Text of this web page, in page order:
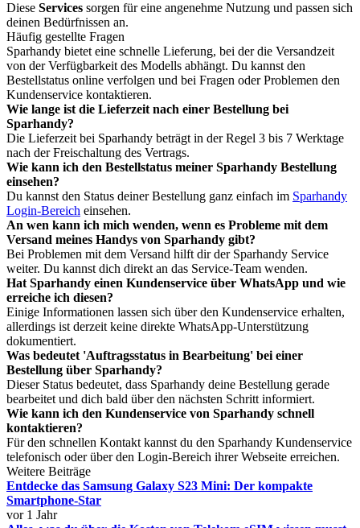
Diese Services sorgen für eine angenehme Nutzung und passen sich
deinen Bedürfnissen an.
Häufig gestellte Fragen
Sparhandy bietet eine schnelle Lieferung, bei der die Versandzeit
von der Verfügbarkeit des Modells abhängt. Du kannst den
Bestellstatus online verfolgen und bei Fragen oder Problemen den
Kundenservice kontaktieren.
Wie lange ist die Lieferzeit nach einer Bestellung bei
Sparhandy?
Die Lieferzeit bei Sparhandy beträgt in der Regel 3 bis 7 Werktage
nach der Freischaltung des Vertrags.
Wie kann ich den Bestellstatus meiner Sparhandy Bestellung
einsehen?
Du kannst den Status deiner Bestellung ganz einfach im Sparhandy
Login-Bereich einsehen.
An wen kann ich mich wenden, wenn es Probleme mit dem
Versand meines Handys von Sparhandy gibt?
Bei Problemen mit dem Versand hilft dir der Sparhandy Service
weiter. Du kannst dich direkt an das Service-Team wenden.
Hat Sparhandy einen Kundenservice über WhatsApp und wie
erreiche ich diesen?
Einige Informationen lassen sich über den Kundenservice erhalten,
allerdings ist derzeit keine direkte WhatsApp-Unterstützung
dokumentiert.
Was bedeutet 'Auftragsstatus in Bearbeitung' bei einer
Bestellung über Sparhandy?
Dieser Status bedeutet, dass Sparhandy deine Bestellung gerade
bearbeitet und dich bald über den nächsten Schritt informiert.
Wie kann ich den Kundenservice von Sparhandy schnell
kontaktieren?
Für den schnellen Kontakt kannst du den Sparhandy Kundenservice
telefonisch oder über den Login-Bereich ihrer Webseite erreichen.
Weitere Beiträge
Entdecke das Samsung Galaxy S23 Mini: Der kompakte
Smartphone-Star
vor 1 Jahr